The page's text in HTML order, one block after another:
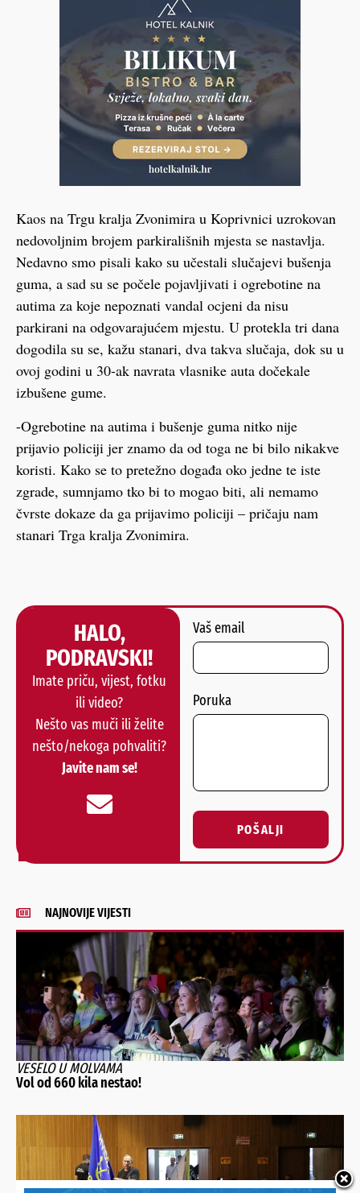
Kaos na Trgu kralja Zvonimira u Koprivnici uzrokovan
nedovoljnim brojem parkirališnih mjesta se nastavlja.
Nedavno smo pisali kako su učestali slučajevi bušenja
guma, a sad su se počele pojavljivati i ogrebotine na
autima za koje nepoznati vandal ocjeni da nisu
parkirani na odgovarajućem mjestu. U protekla tri dana
dogodila su se, kažu stanari, dva takva slučaja, dok su u
ovoj godini u 30-ak navrata vlasnike auta dočekale
izbušene gume.
-Ogrebotine na autima i bušenje guma nitko nije
prijavio policiji jer znamo da od toga ne bi bilo nikakve
koristi. Kako se to pretežno događa oko jedne te iste
zgrade, sumnjamo tko bi to mogao biti, ali nemamo
čvrste dokaze da ga prijavimo policiji – pričaju nam
stanari Trga kralja Zvonimira.
HALO,
PODRAVSKI!
Imate priču, vijest, fotku
ili video?
Nešto vas muči ili želite
nešto/nekoga pohvaliti?
Javite nam se!
Vaš email
Poruka
POŠALJI
Alternative:
NAJNOVIJE VIJESTI
VESELO U MOLVAMA
Vol od 660 kila nestao!